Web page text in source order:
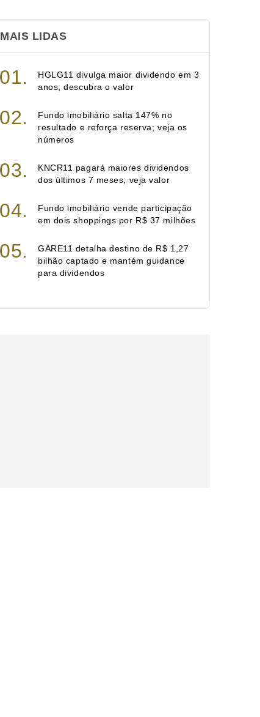
MAIS LIDAS
HGLG11 divulga maior dividendo em 3
anos; descubra o valor
Fundo imobiliário salta 147% no
resultado e reforça reserva; veja os
números
KNCR11 pagará maiores dividendos
dos últimos 7 meses; veja valor
Fundo imobiliário vende participação
em dois shoppings por R$ 37 milhões
GARE11 detalha destino de R$ 1,27
bilhão captado e mantém guidance
para dividendos